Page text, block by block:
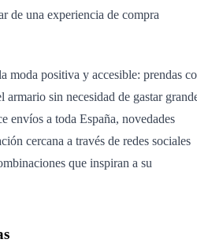
de una experiencia de compra
moda positiva y accesible: prendas
armario sin necesidad de gastar
envíos a toda España, novedades
cercana a través de redes sociales
que inspiran a su